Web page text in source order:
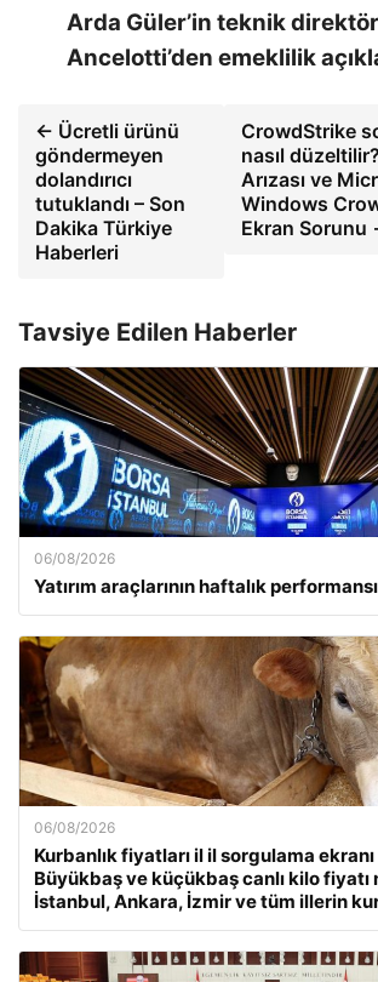
Arda Güler’in teknik
Ancelotti’den emeklilik
← Ücretli ürünü
göndermeyen
dolandırıcı
tutuklandı – Son
Dakika Türkiye
Haberleri
CrowdStrike
nasıl
Arızası ve
Windows
Ekran Sorunu
Tavsiye Edilen Haberler
06/08/2026
Yatırım araçlarının haftalık
06/08/2026
Kurbanlık fiyatları il il sorgulama
Büyükbaş ve küçükbaş canlı kilo fiyatı
İstanbul, Ankara, İzmir ve tüm illerin